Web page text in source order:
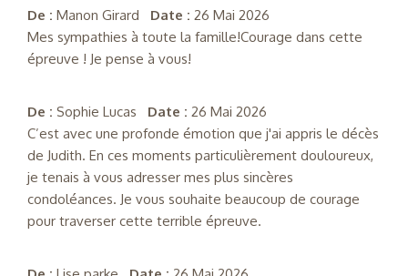
De : Manon Girard Date : 26 Mai 2026
Mes sympathies à toute la famille!Courage dans cette
épreuve ! Je pense à vous!
De : Sophie Lucas Date : 26 Mai 2026
C’est avec une profonde émotion que j'ai appris le décès
de Judith. En ces moments particulièrement douloureux,
je tenais à vous adresser mes plus sincères
condoléances. Je vous souhaite beaucoup de courage
pour traverser cette terrible épreuve.